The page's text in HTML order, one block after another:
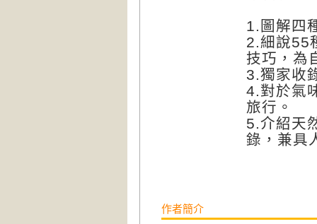
1.圖解四
2.細說55
技巧，為
3.獨家收
4.對於氣
旅行。
5.介紹天
錄，兼具
作者簡介